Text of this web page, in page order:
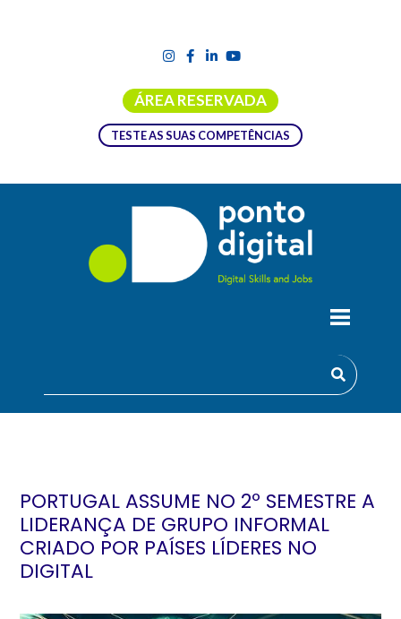
ÁREA RESERVADA
TESTE AS SUAS COMPETÊNCIAS
PORTUGAL ASSUME NO 2º SEMESTRE A
LIDERANÇA DE GRUPO INFORMAL
CRIADO POR PAÍSES LÍDERES NO
DIGITAL